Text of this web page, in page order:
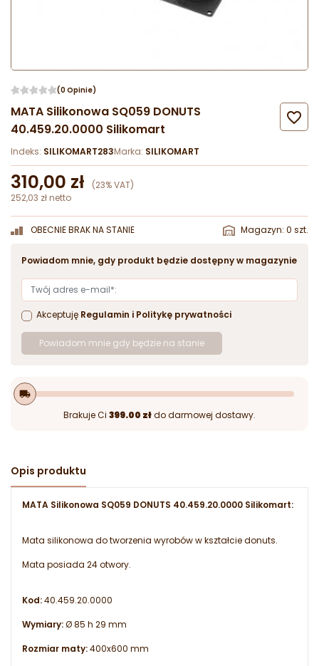
(0 Opinie)
MATA Silikonowa SQ059 DONUTS
40.459.20.0000 Silikomart

Indeks: SILIKOMART283Marka: SILIKOMART
310,00 zł
(23% VAT)
252,03 zł netto
OBECNIE BRAK NA STANIE Magazyn: 0 szt.
Powiadom mnie, gdy produkt będzie dostępny w magazynie
Akceptuję Regulamin i Politykę prywatności
Powiadom mnie gdy będzie na stanie
local_shipping
Brakuje Ci 399.00 złdo darmowej dostawy.
Opis produktu
MATA Silikonowa SQ059 DONUTS 40.459.20.0000 Silikomart:
Mata silikonowa do tworzenia wyrobów w kształcie donuts.
Mata posiada 24 otwory.
Kod:40.459.20.0000
Wymiary:Ø 85 h 29 mm
Rozmiar maty:400x600 mm